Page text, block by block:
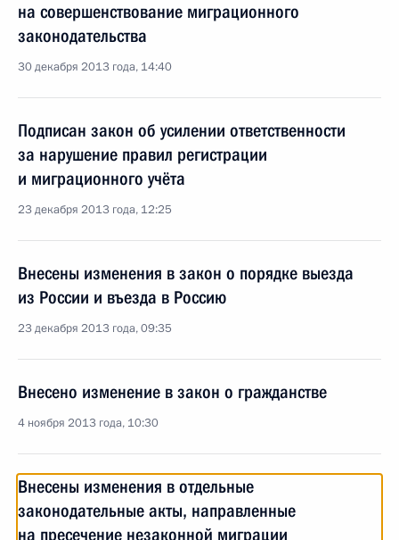
на совершенствование миграционного
законодательства
30 декабря 2013 года, 14:40
Подписан закон об усилении ответственности
за нарушение правил регистрации
и миграционного учёта
23 декабря 2013 года, 12:25
Внесены изменения в закон о порядке выезда
из России и въезда в Россию
23 декабря 2013 года, 09:35
Внесено изменение в закон о гражданстве
4 ноября 2013 года, 10:30
Внесены изменения в отдельные
законодательные акты, направленные
на пресечение незаконной миграции